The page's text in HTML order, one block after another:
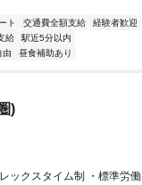
ト 交通費全額支給
経験者歓迎
給
駅近5分以内
由 昼食補助あり
)
ックスタイム制 ・標準労働